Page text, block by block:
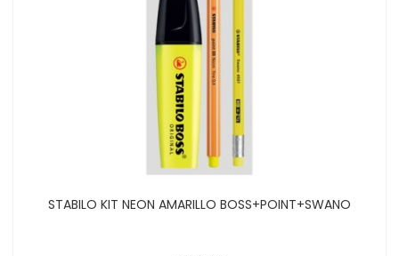
STABILO KIT NEON AMARILLO BOSS+POINT+SWANO